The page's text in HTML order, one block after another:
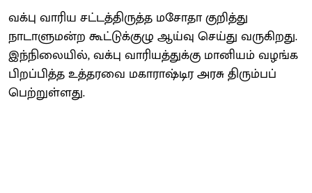
வக்பு வாரிய சட்டத்திருத்த மசோதா குறித்து
நாடாளுமன்ற கூட்டுக்குழு ஆய்வு செய்து வருகிறது.
இந்நிலையில், வக்பு வாரியத்துக்கு மானியம் வழங்க
பிறப்பித்த உத்தரவை மகாராஷ்டிர அரசு திரும்பப்
பெற்றுள்ளது.